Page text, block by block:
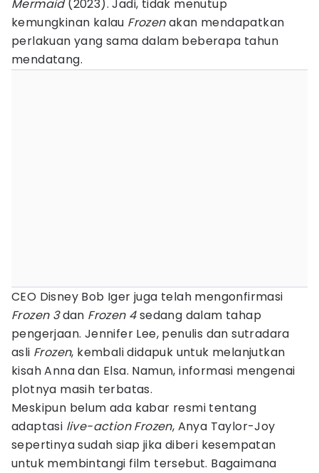
Mermaid(2023). Jadi, tidak menutup
kemungkinan kalau Frozenakan mendapatkan
perlakuan yang sama dalam beberapa tahun
mendatang.
CEO Disney Bob Iger juga telah mengonfirmasi
Frozen 3dan Frozen 4sedang dalam tahap
pengerjaan. Jennifer Lee, penulis dan sutradara
asli Frozen, kembali didapuk untuk melanjutkan
kisah Anna dan Elsa. Namun, informasi mengenai
plotnya masih terbatas.
Meskipun belum ada kabar resmi tentang
adaptasi live-action Frozen, Anya Taylor-Joy
sepertinya sudah siap jika diberi kesempatan
untuk membintangi film tersebut. Bagaimana